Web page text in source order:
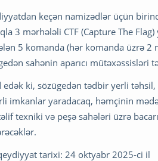
keçən namizədlər üçün
3 mərhələli CTF (Capture The
5 komanda (hər komanda üzrə 2
sahənin aparıcı
edək ki, sözügedən tədbir yerli
imkanlar yaradacaq, həmçinin
texniki və peşə sahələri üzrə
tarixi: 24 oktyabr 2025-ci il